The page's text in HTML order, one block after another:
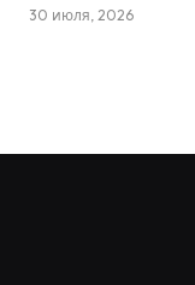
30 июля, 2026